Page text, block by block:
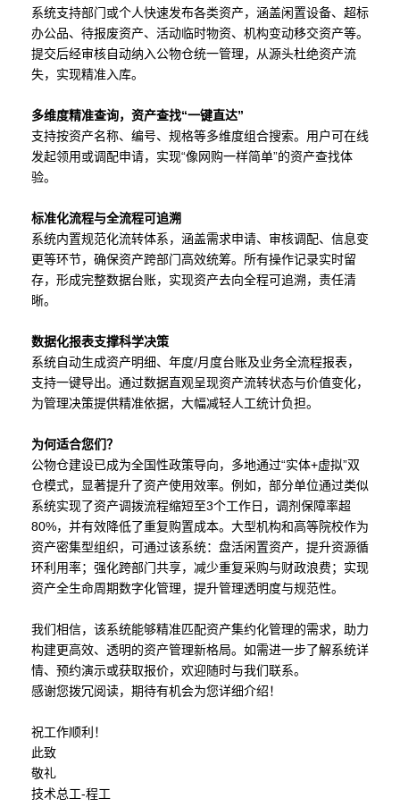
系统支持部门或个人快速发布各类资产，涵盖闲置设备、超标
办公品、待报废资产、活动临时物资、机构变动移交资产等。
提交后经审核自动纳入公物仓统一管理，从源头杜绝资产流
失，实现精准入库。
多维度精准查询，资产查找“一键直达”
支持按资产名称、编号、规格等多维度组合搜索。用户可在线
发起领用或调配申请，实现“像网购一样简单”的资产查找体
验。
标准化流程与全流程可追溯
系统内置规范化流转体系，涵盖需求申请、审核调配、信息变
更等环节，确保资产跨部门高效统筹。所有操作记录实时留
存，形成完整数据台账，实现资产去向全程可追溯，责任清
晰。
数据化报表支撑科学决策
系统自动生成资产明细、年度/月度台账及业务全流程报表，
支持一键导出。通过数据直观呈现资产流转状态与价值变化，
为管理决策提供精准依据，大幅减轻人工统计负担。
为何适合您们？
公物仓建设已成为全国性政策导向，多地通过“实体+虚拟”双
仓模式，显著提升了资产使用效率。例如，部分单位通过类似
系统实现了资产调拨流程缩短至3个工作日，调剂保障率超
80%，并有效降低了重复购置成本。大型机构和高等院校作为
资产密集型组织，可通过该系统：盘活闲置资产，提升资源循
环利用率；强化跨部门共享，减少重复采购与财政浪费；实现
资产全生命周期数字化管理，提升管理透明度与规范性。
我们相信，该系统能够精准匹配资产集约化管理的需求，助力
构建更高效、透明的资产管理新格局。如需进一步了解系统详
情、预约演示或获取报价，欢迎随时与我们联系。
感谢您拨冗阅读，期待有机会为您详细介绍！
祝工作顺利！
此致
敬礼
技术总工-程工